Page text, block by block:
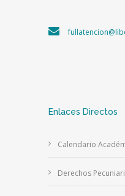
Enlaces Directos
Calendario
Derechos